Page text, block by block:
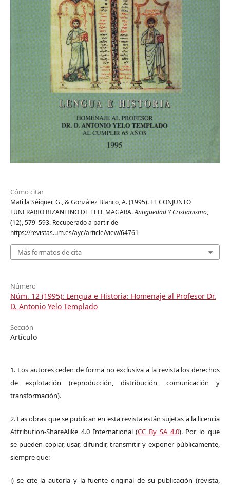
Cómo citar
Matilla Séiquer, G., & González Blanco, A. (1995). EL CONJUNTO
FUNERARIO BIZANTINO DE TELL MAGARA.Antigüedad Y Cristianismo,
(12), 579–593. Recuperado a partir de
https://revistas.um.es/ayc/article/view/64761
Más formatos de cita
Número
Núm. 12 (1995): Lengua e Historia: Homenaje al Profesor Dr.
D. Antonio Yelo Templado
Sección
Artículo
1. Los autores ceden de forma no exclusiva a la revista los derechos
de explotación (reproducción, distribución, comunicación y
transformación).
2. Las obras que se publican en esta revista están sujetas a la licencia
Attribution-ShareAlike 4.0 International (CC By SA 4.0). Por lo que
se pueden copiar, usar, difundir, transmitir y exponer públicamente,
siempre que:
i) se cite la autoría y la fuente original de su publicación (revista,